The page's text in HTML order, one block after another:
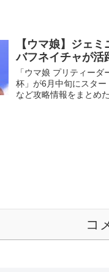
【ウマ娘】ジェ
バフネイチャが活
「ウマ娘 プリティー
杯」が6月中旬にスタ
など攻略情報をまとめ
コ